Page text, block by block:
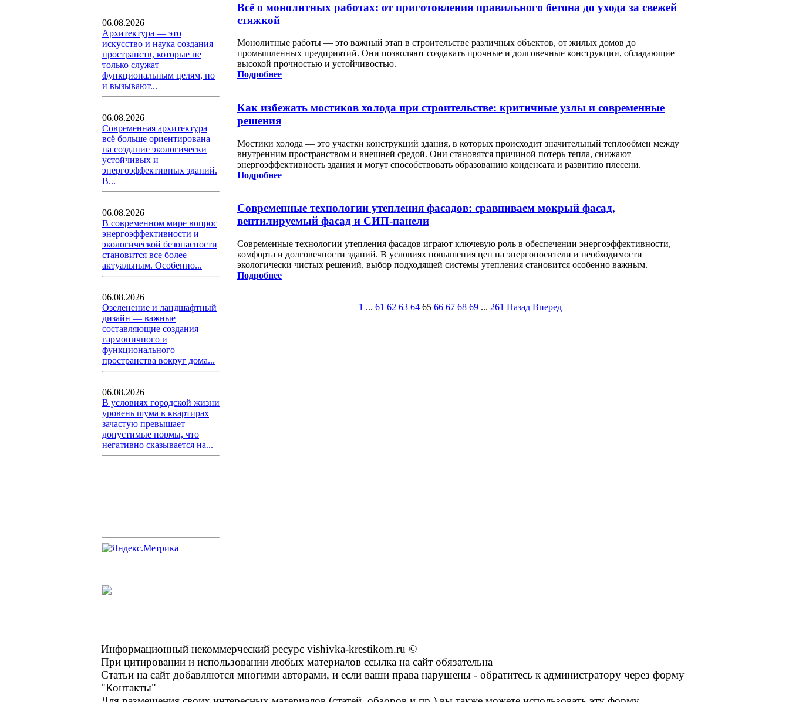
06.08.2026
Архитектура — это
искусство и наука создания
пространств, которые не
только служат
функциональным целям, но
и вызывают...
06.08.2026
Современная архитектура
всё больше ориентирована
на создание экологически
устойчивых и
энергоэффективных зданий.
В...
06.08.2026
В современном мире вопрос
энергоэффективности и
экологической безопасности
становится все более
актуальным. Особенно...
06.08.2026
Озеленение и ландшафтный
дизайн — важные
составляющие создания
гармоничного и
функционального
пространства вокруг дома...
06.08.2026
В условиях городской жизни
уровень шума в квартирах
зачастую превышает
допустимые нормы, что
негативно сказывается на...
Всё о монолитных работах: от приготовления правильного бетона до ухода за свежей
стяжкой
Монолитные работы — это важный этап в строительстве различных объектов, от жилых домов до
промышленных предприятий. Они позволяют создавать прочные и долговечные конструкции, обладающие
высокой прочностью и устойчивостью.
Подробнее
Как избежать мостиков холода при строительстве: критичные узлы и современные
решения
Мостики холода — это участки конструкций здания, в которых происходит значительный теплообмен между
внутренним пространством и внешней средой. Они становятся причиной потерь тепла, снижают
энергоэффективность здания и могут способствовать образованию конденсата и развитию плесени.
Подробнее
Современные технологии утепления фасадов: сравниваем мокрый фасад,
вентилируемый фасад и СИП-панели
Современные технологии утепления фасадов играют ключевую роль в обеспечении энергоэффективности,
комфорта и долговечности зданий. В условиях повышения цен на энергоносители и необходимости
экологически чистых решений, выбор подходящей системы утепления становится особенно важным.
Подробнее
1 ... 61 62 63 64 65 66 67 68 69 ... 261 Назад Вперед
Информационный некоммерческий ресурс vishivka-krestikom.ru ©
При цитировании и использовании любых материалов ссылка на сайт обязательна
Статьи на сайт добавляются многими авторами, и если ваши права нарушены - обратитесь к администратору через форму
"Контакты"